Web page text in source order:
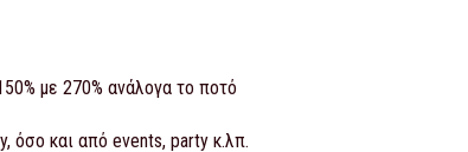
με 270% ανάλογα το ποτό
όσο και από events, party κ.λπ.